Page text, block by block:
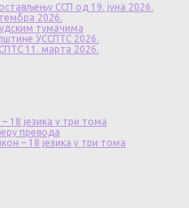
ССП од 19. јуна 2026.
2026.
тумачима
УССПТС 2026.
11. марта 2026.
18 језика у три тома
превода
– 18 језика у три тома